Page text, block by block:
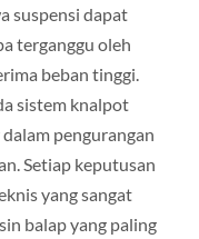
suspensi dapat
terganggu oleh
beban tinggi.
sistem knalpot
pengurangan
Setiap keputusan
yang sangat
balap yang paling